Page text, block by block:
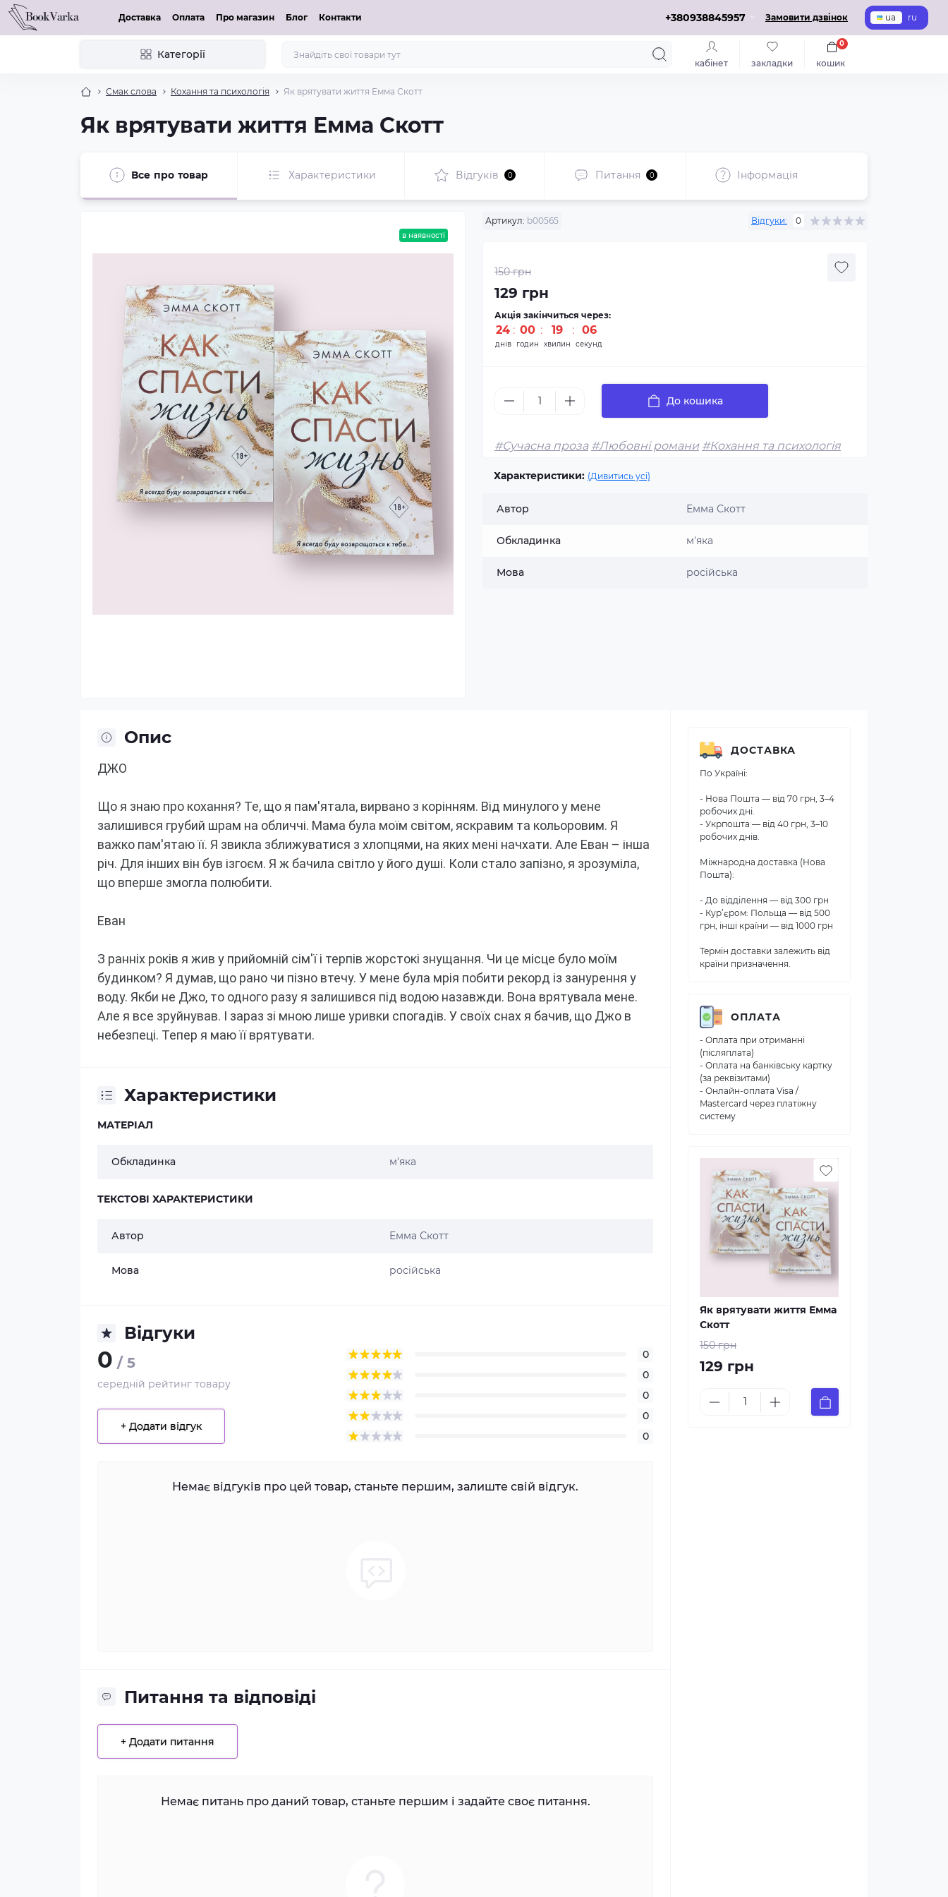
Доставка Оплата Про магазин Блог Контакти +380938845957 Замовити дзвінок ua ru
Категорії
кабінет закладки кошик
0
Смак слова Кохання та психологія Як врятувати життя Емма Скотт
Як врятувати життя Емма Скотт
Все про товар Характеристики Відгуків 0 Питання 0 Iнформація
в наявності
Артикул: b00565 Відгуки: 0
150 грн
129 грн
Акція закінчиться через:
24
днів
: 00
годин
: 19
хвилин
: 05
секунд
До кошика
#Сучасна проза #Любовні романи #Кохання та психологія
Характеристики: (Дивитись усі)
Автор Емма Скотт
Обкладинка м'яка
Мова російська
Опис
ДЖО
Що я знаю про кохання? Те, що я пам'ятала, вирвано з корінням. Від минулого у мене
залишився грубий шрам на обличчі. Мама була моїм світом, яскравим та кольоровим. Я
важко пам'ятаю її. Я звикла зближуватися з хлопцями, на яких мені начхати. Але Еван – інша
річ. Для інших він був ізгоєм. Я ж бачила світло у його душі. Коли стало запізно, я зрозуміла,
що вперше змогла полюбити.
Еван
З ранніх років я жив у прийомній сім'ї і терпів жорстокі знущання. Чи це місце було моїм
будинком? Я думав, що рано чи пізно втечу. У мене була мрія побити рекорд із занурення у
воду. Якби не Джо, то одного разу я залишився під водою назавжди. Вона врятувала мене.
Але я все зруйнував. І зараз зі мною лише уривки спогадів. У своїх снах я бачив, що Джо в
небезпеці. Тепер я маю її врятувати.
Характеристики
МАТЕРІАЛ
Обкладинка м'яка
ТЕКСТОВІ ХАРАКТЕРИСТИКИ
Автор Емма Скотт
Мова російська
Відгуки
0 / 5
середній рейтинг товару
+ Додати відгук
0
0
0
0
0
Немає відгуків про цей товар, станьте першим, залиште свій відгук.
Питання та відповіді
+ Додати питання
Немає питань про даний товар, станьте першим і задайте своє питання.
ДОСТАВКА
По Україні:
- Нова Пошта — від 70 грн, 3–4
робочих дні.
- Укрпошта — від 40 грн, 3–10
робочих днів.
Міжнародна доставка (Нова
Пошта):
- До відділення — від 300 грн
- Кур’єром: Польща — від 500
грн, інші країни — від 1000 грн
Термін доставки залежить від
країни призначення.
ОПЛАТА
- Оплата при отриманні
(післяплата)
- Оплата на банківську картку
(за реквізитами)
- Онлайн-оплата Visa /
Mastercard через платіжну
систему
Як врятувати життя Емма
Скотт
150 грн
129 грн